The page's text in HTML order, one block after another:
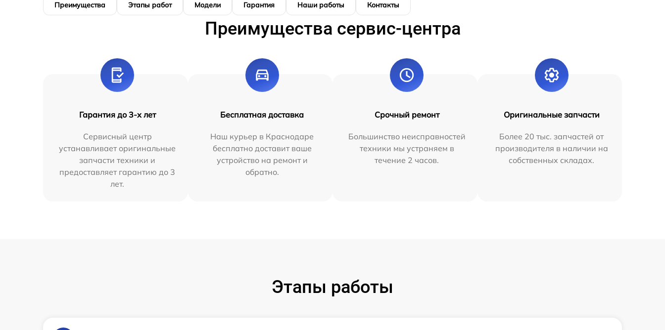
Преимущества Этапы работ Модели Гарантия Наши работы Контакты
Преимущества сервис-центра
Гарантия до 3-х лет
Сервисный центр
устанавливает оригинальные
запчасти техники и
предоставляет гарантию до 3
лет.
Бесплатная доставка
Наш курьер в Краснодаре
бесплатно доставит ваше
устройство на ремонт и
обратно.
Срочный ремонт
Большинство неисправностей
техники мы устраняем в
течение 2 часов.
Оригинальные запчасти
Более 20 тыс. запчастей от
производителя в наличии на
собственных складах.
Этапы работы